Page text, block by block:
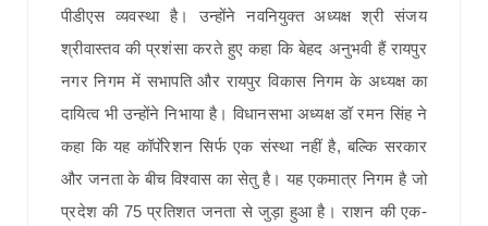
पीडीएस व्यवस्था है। उन्होंने नवनियुक्त अध्यक्ष श्री संजय
श्रीवास्तव की प्रशंसा करते हुए कहा कि बेहद अनुभवी हैं रायपुर
नगर निगम में सभापति और रायपुर विकास निगम के अध्यक्ष का
दायित्व भी उन्होंने निभाया है। विधानसभा अध्यक्ष डॉ रमन सिंह ने
कहा कि यह कॉर्पाेरेशन सिर्फ एक संस्था नहीं है, बल्कि सरकार
और जनता के बीच विश्वास का सेतु है। यह एकमात्र निगम है जो
प्रदेश की 75 प्रतिशत जनता से जुड़ा हुआ है। राशन की एक-